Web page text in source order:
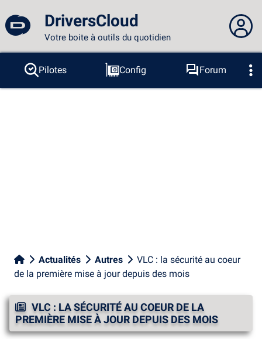
DriversCloud
Votre boite à outils du quotidien
Vous n'êtes pas connecté...
Connexion au site
Pilotes Config
Forum
Sondes
BSOD Outils
Actualités Autres
VLC : la sécurité au coeur
de la première mise à jour depuis des mois
VLC : LA SÉCURITÉ AU COEUR DE LA
PREMIÈRE MISE À JOUR DEPUIS DES MOIS